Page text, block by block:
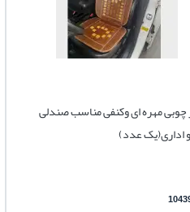
مهره ای وکنفی مناسب صندلی
اداری(یک عدد)